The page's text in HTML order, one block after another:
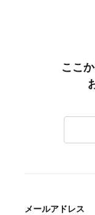
ここ
メールアドレス